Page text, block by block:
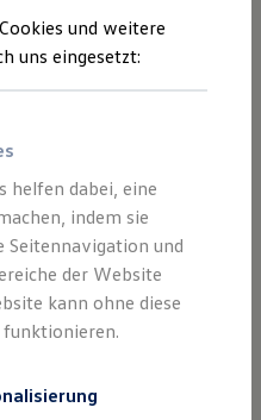
bei Volkswagen
und weitere
uns eingesetzt:
helfen dabei, eine
indem sie
und
der Website
kann ohne diese